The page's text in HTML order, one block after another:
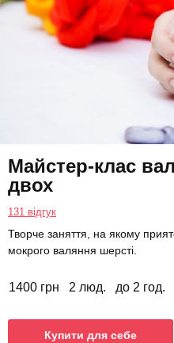
Майстер-клас
двох
131 відгук
Творче заняття, на якому
мокрого валяння шерсті.
1400 грн 2 люд. до 2 год.
Купити для себе